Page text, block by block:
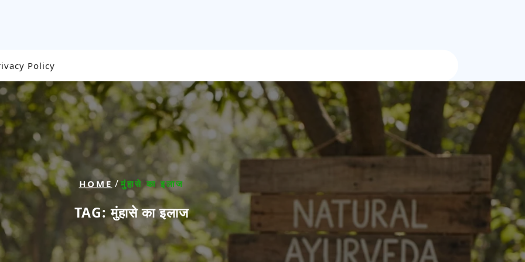
Policy
HOME / मुंहासे का इलाज
TAG:मुंहासे का इलाज